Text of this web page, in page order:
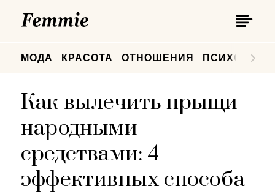
МОДА КРАСОТА ОТНОШЕНИЯ
Как вылечить прыщи
народными
средствами: 4
эффективных способа